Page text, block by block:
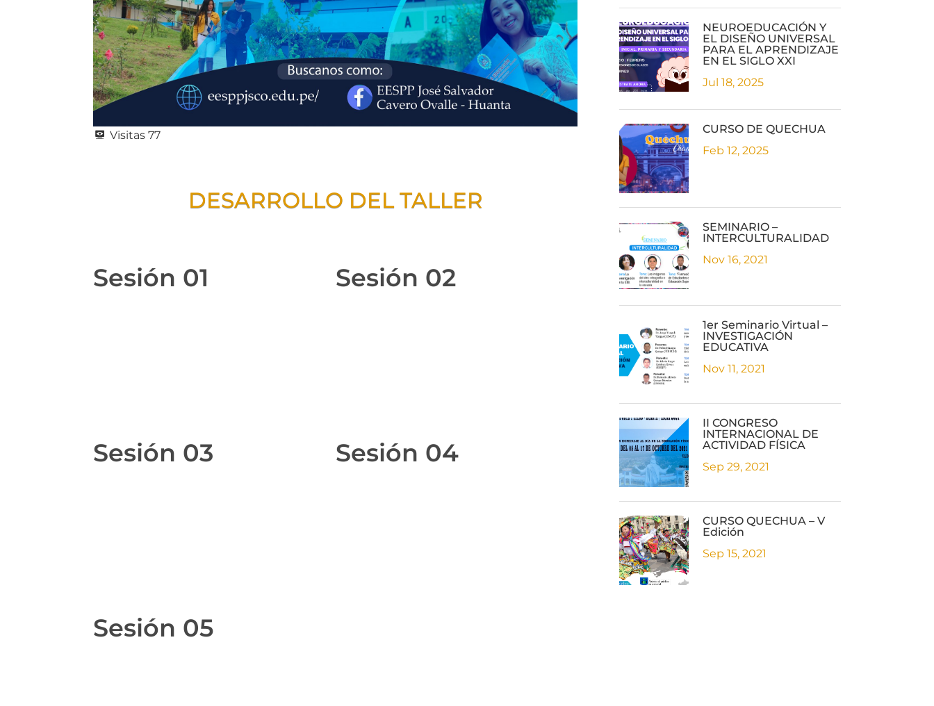
Visitas 77
DESARROLLO DEL TALLER
Sesión 01
Sesión 03
Sesión 05
Sesión 02
Sesión 04
NEUROEDUCACIÓN Y
EL DISEÑO UNIVERSAL
PARA EL APRENDIZAJE
EN EL SIGLO XXI
Jul 18, 2025
CURSO DE QUECHUA
Feb 12, 2025
SEMINARIO –
INTERCULTURALIDAD
Nov 16, 2021
1er Seminario Virtual –
INVESTIGACIÓN
EDUCATIVA
Nov 11, 2021
II CONGRESO
INTERNACIONAL DE
ACTIVIDAD FÍSICA
Sep 29, 2021
CURSO QUECHUA – V
Edición
Sep 15, 2021